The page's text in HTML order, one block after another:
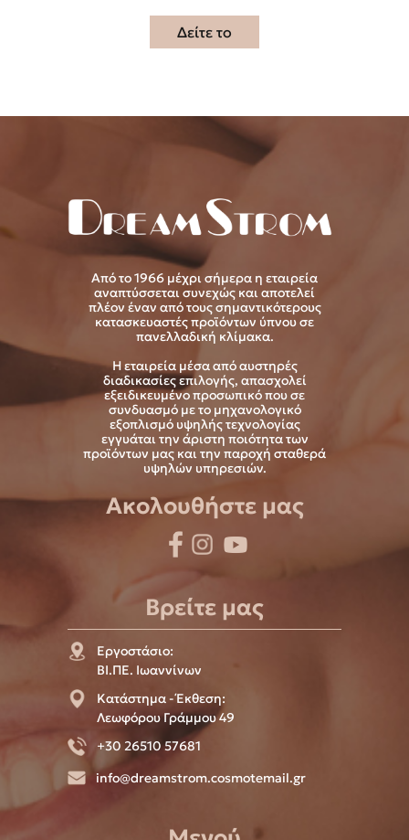
Δείτε το
Από το 1966 μέχρι σήμερα η εταιρεία
αναπτύσσεται συνεχώς και αποτελεί
πλέον έναν από τους σημαντικότερους
κατασκευαστές προϊόντων ύπνου σε
πανελλαδική κλίμακα.
Η εταιρεία μέσα από αυστηρές
διαδικασίες επιλογής, απασχολεί
εξειδικευμένο προσωπικό που σε
συνδυασμό με το μηχανολογικό
εξοπλισμό υψηλής τεχνολογίας
εγγυάται την άριστη ποιότητα των
προϊόντων μας και την παροχή σταθερά
υψηλών υπηρεσιών.
Ακολουθήστε μας
Βρείτε μας
Εργοστάσιο:
ΒΙ.ΠΕ. Ιωαννίνων
Κατάστημα - Έκθεση:
Λεωφόρου Γράμμου 49
+30 26510 57681
info@dreamstrom.cosmotemail.gr